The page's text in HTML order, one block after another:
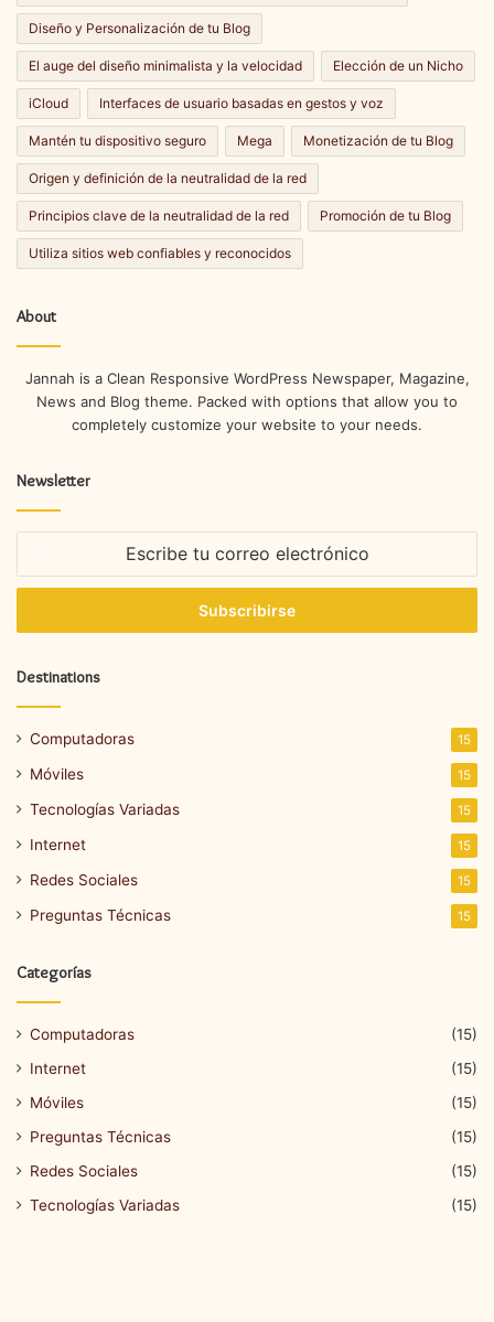
Diseño y Personalización de tu Blog
El auge del diseño minimalista y la velocidad Elección de un Nicho
iCloud Interfaces de usuario basadas en gestos y voz
Mantén tu dispositivo seguro Mega Monetización de tu Blog
Origen y definición de la neutralidad de la red
Principios clave de la neutralidad de la red Promoción de tu Blog
Utiliza sitios web confiables y reconocidos
About
Jannah is a Clean Responsive WordPress Newspaper, Magazine,
News and Blog theme. Packed with options that allow you to
completely customize your website to your needs.
Newsletter
correo
Destinations
Computadoras 15
Móviles 15
Tecnologías Variadas 15
Internet 15
Redes Sociales 15
Preguntas Técnicas 15
Categorías
Computadoras
(15)
Internet
(15)
Móviles
(15)
Preguntas Técnicas
(15)
Redes Sociales
(15)
Tecnologías Variadas
(15)